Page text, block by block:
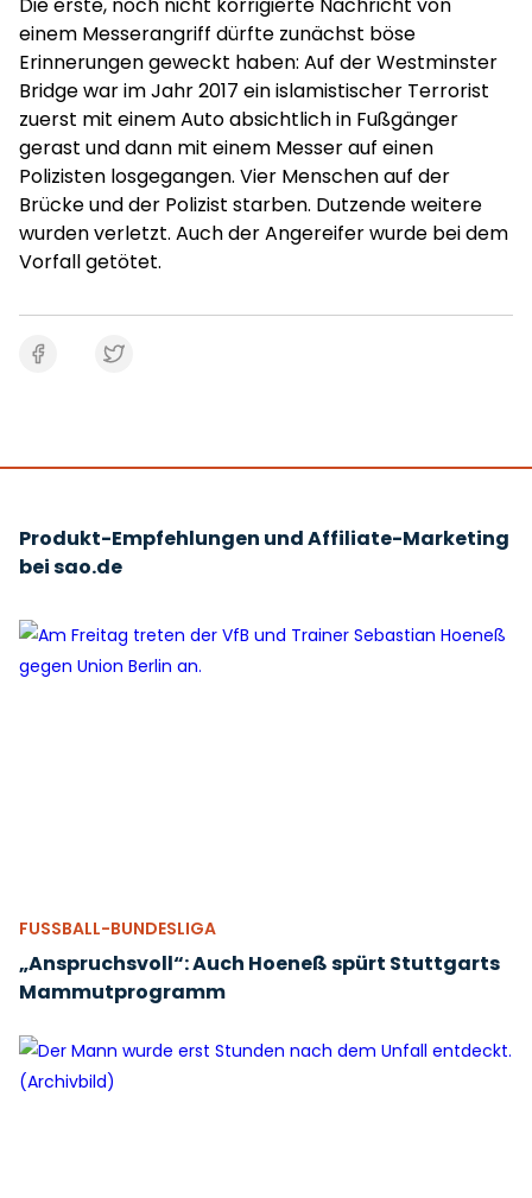
einem Messerangriff dürfte zunächst böse
Erinnerungen geweckt haben: Auf der Westminster
Bridge war im Jahr 2017 ein islamistischer Terrorist
zuerst mit einem Auto absichtlich in Fußgänger
gerast und dann mit einem Messer auf einen
Polizisten losgegangen. Vier Menschen auf der
Brücke und der Polizist starben. Dutzende weitere
wurden verletzt. Auch der Angereifer wurde bei dem
Vorfall getötet.
Produkt-Empfehlungen und Affiliate-Marketing
bei sao.de
FUSSBALL-BUNDESLIGA
„Anspruchsvoll“: Auch Hoeneß spürt Stuttgarts
Mammutprogramm